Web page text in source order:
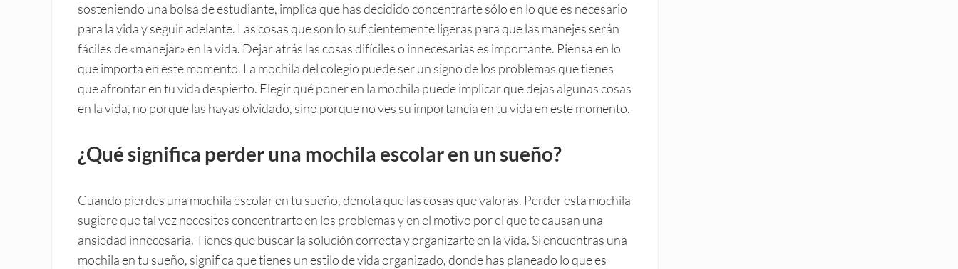
sosteniendo una bolsa de estudiante, implica que has decidido concentrarte sólo en lo que es necesario
para la vida y seguir adelante. Las cosas que son lo suficientemente ligeras para que las manejes serán
fáciles de «manejar» en la vida. Dejar atrás las cosas difíciles o innecesarias es importante. Piensa en lo
que importa en este momento. La mochila del colegio puede ser un signo de los problemas que tienes
que afrontar en tu vida despierto. Elegir qué poner en la mochila puede implicar que dejas algunas cosas
en la vida, no porque las hayas olvidado, sino porque no ves su importancia en tu vida en este momento.
¿Qué significa perder una mochila escolar en un sueño?
Cuando pierdes una mochila escolar en tu sueño, denota que las cosas que valoras. Perder esta mochila
sugiere que tal vez necesites concentrarte en los problemas y en el motivo por el que te causan una
ansiedad innecesaria. Tienes que buscar la solución correcta y organizarte en la vida. Si encuentras una
mochila en tu sueño, significa que tienes un estilo de vida organizado, donde has planeado lo que es